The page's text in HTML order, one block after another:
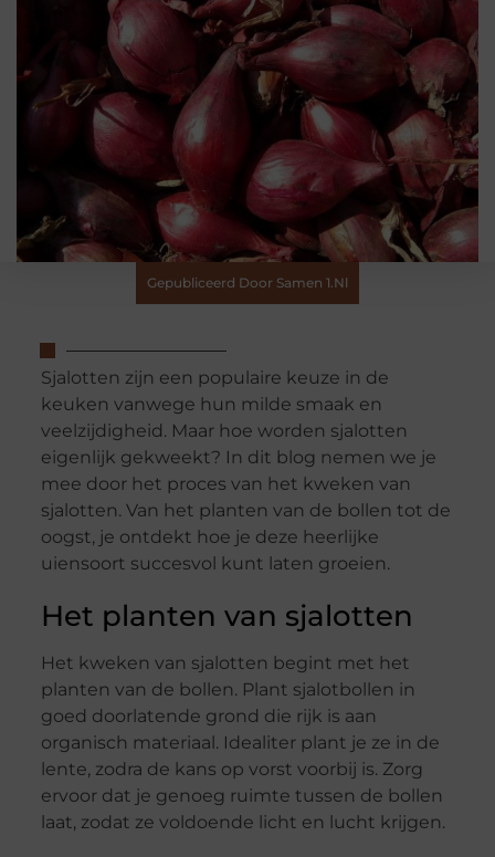
Gepubliceerd Door Samen 1.nl
Sjalotten zijn een populaire keuze in de
keuken vanwege hun milde smaak en
veelzijdigheid. Maar hoe worden sjalotten
eigenlijk gekweekt? In dit blog nemen we je
mee door het proces van het kweken van
sjalotten. Van het planten van de bollen tot de
oogst, je ontdekt hoe je deze heerlijke
uiensoort succesvol kunt laten groeien.
Het planten van sjalotten
Het kweken van sjalotten begint met het
planten van de bollen. Plant sjalotbollen in
goed doorlatende grond die rijk is aan
organisch materiaal. Idealiter plant je ze in de
lente, zodra de kans op vorst voorbij is. Zorg
ervoor dat je genoeg ruimte tussen de bollen
laat, zodat ze voldoende licht en lucht krijgen.